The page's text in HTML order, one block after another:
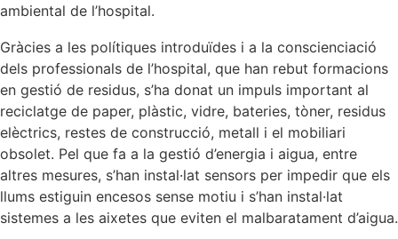
ambiental de l’hospital.
Gràcies a les polítiques introduïdes i a la conscienciació
dels professionals de l’hospital, que han rebut formacions
en gestió de residus, s’ha donat un impuls important al
reciclatge de paper, plàstic, vidre, bateries, tòner, residus
elèctrics, restes de construcció, metall i el mobiliari
obsolet. Pel que fa a la gestió d’energia i aigua, entre
altres mesures, s’han instal·lat sensors per impedir que els
llums estiguin encesos sense motiu i s’han instal·lat
sistemes a les aixetes que eviten el malbaratament d’aigua.